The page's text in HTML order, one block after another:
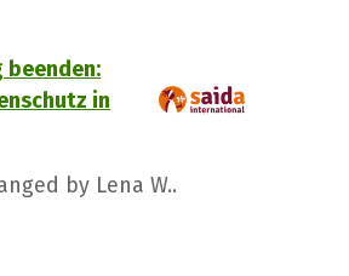
beenden:
in
by Lena W..